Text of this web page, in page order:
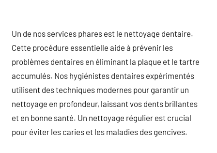
Un de nos services phares est le nettoyage dentaire.
Cette procédure essentielle aide à prévenir les
problèmes dentaires en éliminant la plaque et le tartre
accumulés. Nos hygiénistes dentaires expérimentés
utilisent des techniques modernes pour garantir un
nettoyage en profondeur, laissant vos dents brillantes
et en bonne santé. Un nettoyage régulier est crucial
pour éviter les caries et les maladies des gencives.